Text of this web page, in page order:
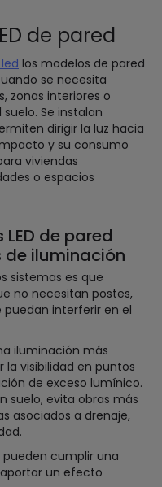
de pared
los modelos de pared
se necesita
zonas interiores o
Se instalan
dirigir la luz hacia
y su consumo
viviendas
o espacios
de pared
iluminación
sistemas es que
no necesitan postes,
puedan interferir en el
iluminación más
visibilidad en puntos
de exceso lumínico.
suelo, evita obras más
asociados a drenaje,
pueden cumplir una
un efecto